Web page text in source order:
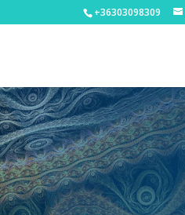
+36303098309